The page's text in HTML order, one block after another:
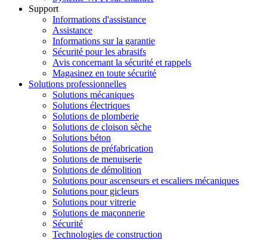
Support
Informations d'assistance
Assistance
Informations sur la garantie
Sécurité pour les abrasifs
Avis concernant la sécurité et rappels
Magasinez en toute sécurité
Solutions professionnelles
Solutions mécaniques
Solutions électriques
Solutions de plomberie
Solutions de cloison sèche
Solutions béton
Solutions de préfabrication
Solutions de menuiserie
Solutions de démolition
Solutions pour ascenseurs et escaliers mécaniques
Solutions pour gicleurs
Solutions pour vitrerie
Solutions de maçonnerie
Sécurité
Technologies de construction